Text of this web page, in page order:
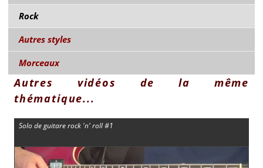
Rock
Autres styles
Morceaux
Autres vidéos de la même
thématique...
Solo de guitare rock 'n' roll #1